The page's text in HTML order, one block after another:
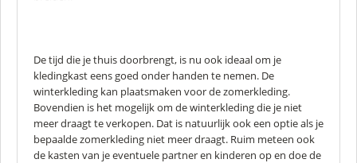
De tijd die je thuis doorbrengt, is nu ook ideaal om je
kledingkast eens goed onder handen te nemen. De
winterkleding kan plaatsmaken voor de zomerkleding.
Bovendien is het mogelijk om de winterkleding die je niet
meer draagt te verkopen. Dat is natuurlijk ook een optie als je
bepaalde zomerkleding niet meer draagt. Ruim meteen ook
de kasten van je eventuele partner en kinderen op en doe de